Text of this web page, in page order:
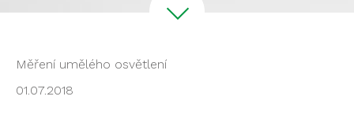
Měření umělého osvětlení
01.07.2018